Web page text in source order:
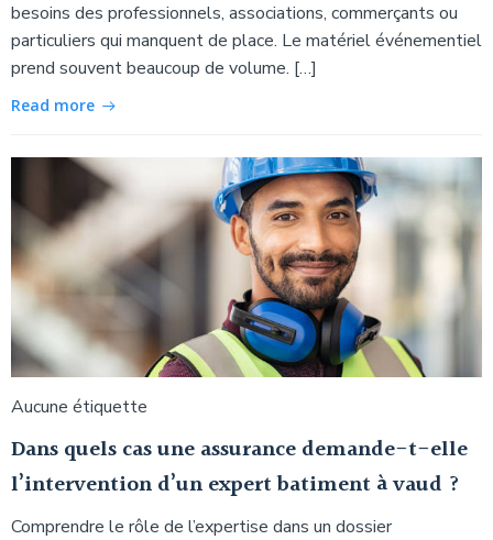
besoins des professionnels, associations, commerçants ou
particuliers qui manquent de place. Le matériel événementiel
prend souvent beaucoup de volume. […]
Read more
Aucune étiquette
Dans quels cas une assurance demande-t-elle
l’intervention d’un expert batiment à vaud ?
Comprendre le rôle de l’expertise dans un dossier